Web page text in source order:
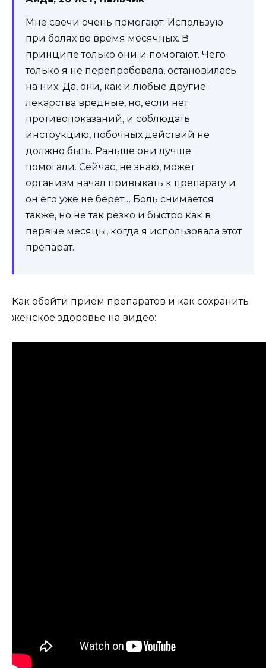
Мне свечи очень помогают. Использую
при болях во время месячных. В
принципе только они и помогают. Чего
только я не перепробовала, остановилась
на них. Да, они, как и любые другие
лекарства вредные, но, если нет
противопоказаний, и соблюдать
инструкцию, побочных действий не
должно быть. Раньше они лучше
помогали. Сейчас, не знаю, может
организм начал привыкать к препарату и
он его уже не берет… Боль снимается
также, но не так резко и быстро как в
первые месяцы, когда я использовала этот
препарат.
Как обойти прием препаратов и как сохранить
женское здоровье на видео: